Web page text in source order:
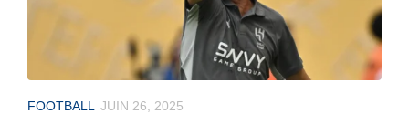
FOOTBALL JUIN 26, 2025